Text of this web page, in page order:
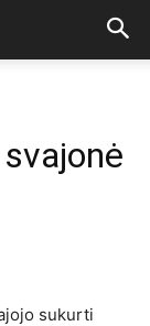
sukurti